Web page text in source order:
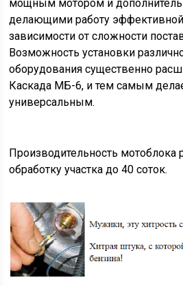
мощным мотором и
делающими работу
зависимости от сложности
Возможность установки
оборудования существенно
Каскада МБ-6, и тем самым
универсальным.
Производительность мотоблока
обработку участка до 40 соток.